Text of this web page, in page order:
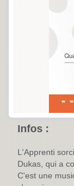
Infos :
L'Apprenti
Dukas, qui a
C'est une